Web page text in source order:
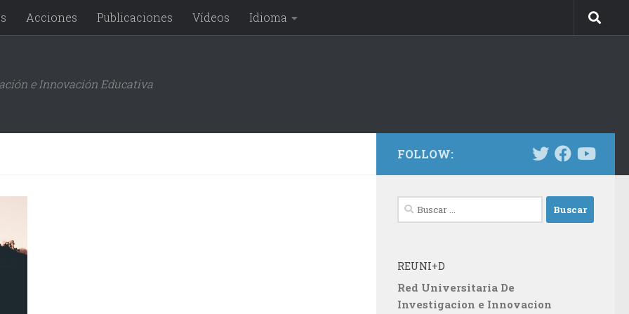
Acciones Publicaciones Vídeos Idioma
e Innovación Educativa
FOLLOW:
Buscar:
REUNI+D
Red Universitaria De
Investigacion e Innovacion